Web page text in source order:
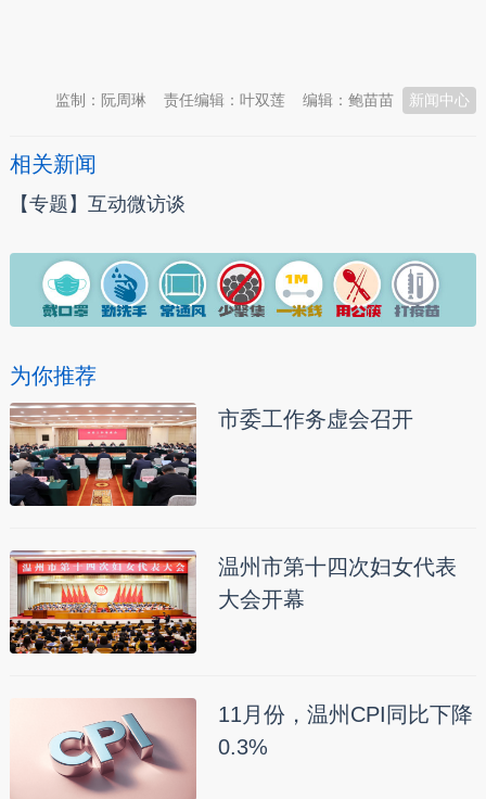
新闻中心
编辑：鲍苗苗
责任编辑：叶双莲
监制：阮周琳
相关新闻
【专题】互动微访谈
为你推荐
市委工作务虚会召开
温州市第十四次妇女代表
大会开幕
11月份，温州CPI同比下降
0.3%